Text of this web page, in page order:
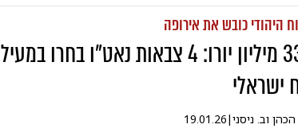
היהודי כובש את אירופה
330 מיליון יורו: 4 צבאות נאט"ו בחרו במעיל
ישראלי
וב. ניסני|
19.01.26